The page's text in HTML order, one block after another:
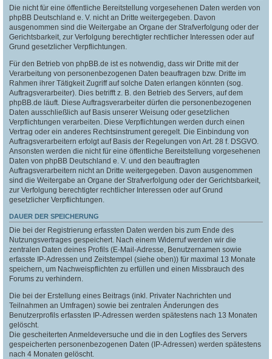
Die nicht für eine öffentliche Bereitstellung vorgesehenen Daten werden von
phpBB Deutschland e. V. nicht an Dritte weitergegeben. Davon
ausgenommen sind die Weitergabe an Organe der Strafverfolgung oder der
Gerichtsbarkeit, zur Verfolgung berechtigter rechtlicher Interessen oder auf
Grund gesetzlicher Verpflichtungen.
Für den Betrieb von phpBB.de ist es notwendig, dass wir Dritte mit der
Verarbeitung von personenbezogenen Daten beauftragen bzw. Dritte im
Rahmen ihrer Tätigkeit Zugriff auf solche Daten erlangen könnten (sog.
Auftragsverarbeiter). Dies betrifft z. B. den Betrieb des Servers, auf dem
phpBB.de läuft. Diese Auftragsverarbeiter dürfen die personenbezogenen
Daten ausschließlich auf Basis unserer Weisung oder gesetzlichen
Verpflichtungen verarbeiten. Diese Verpflichtungen werden durch einen
Vertrag oder ein anderes Rechtsinstrument geregelt. Die Einbindung von
Auftragsverarbeitern erfolgt auf Basis der Regelungen von Art. 28 f. DSGVO.
Ansonsten werden die nicht für eine öffentliche Bereitstellung vorgesehenen
Daten von phpBB Deutschland e. V. und den beauftragten
Auftragsverarbeitern nicht an Dritte weitergegeben. Davon ausgenommen
sind die Weitergabe an Organe der Strafverfolgung oder der Gerichtsbarkeit,
zur Verfolgung berechtigter rechtlicher Interessen oder auf Grund
gesetzlicher Verpflichtungen.
DAUER DER SPEICHERUNG
Die bei der Registrierung erfassten Daten werden bis zum Ende des
Nutzungsvertrages gespeichert. Nach einem Widerruf werden wir die
zentralen Daten deines Profils (E-Mail-Adresse, Benutzernamen sowie
erfasste IP-Adressen und Zeitstempel (siehe oben)) für maximal 13 Monate
speichern, um Nachweispflichten zu erfüllen und einen Missbrauch des
Forums zu verhindern.
Die bei der Erstellung eines Beitrags (inkl. Privater Nachrichten und
Teilnahmen an Umfragen) sowie bei zentralen Änderungen des
Benutzerprofils erfassten IP-Adressen werden spätestens nach 13 Monaten
gelöscht.
Die gescheiterten Anmeldeversuche und die in den Logfiles des Servers
gespeicherten personenbezogenen Daten (IP-Adressen) werden spätestens
nach 4 Monaten gelöscht.